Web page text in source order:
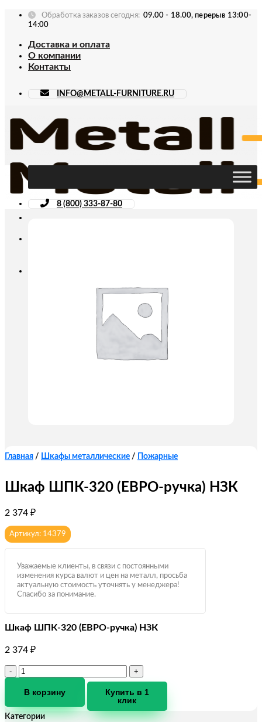
Skip
Обработка заказов сегодня: 09.00 - 18.00, перерыв 13:00-
14:00
Доставка и оплата
О компании
Контакты
INFO@METALL-FURNITURE.RU
8 (800) 333-87-80
Главная / Шкафы металлические / Пожарные
Шкаф ШПК-320 (ЕВРО-ручка) НЗК
2 374 ₽
Артикул: 14379
Уважаемые клиенты, в связи с постоянными
изменения курса валют и цен на металл, просьба
актуальную стоимость уточнять у менеджера!
Спасибо за понимание.
Шкаф ШПК-320 (ЕВРО-ручка) НЗК
2 374 ₽
Количество
Шкаф
(ЕВРО-
В корзину
Купить в 1
клик
Категории